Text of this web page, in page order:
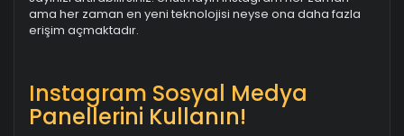
ama her zaman en yeni teknolojisi neyse ona daha fazla
erişim açmaktadır.
Instagram Sosyal Medya
Panellerini Kullanın!